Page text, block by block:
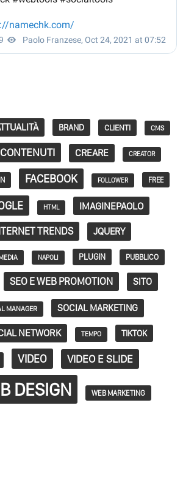
BRAND CLIENTI CMS
CONTENUTI CREARE CREATOR
FACEBOOK FOLLOWER FREE
HTML IMAGINEPAOLO
TRENDS JQUERY
NAPOLI PLUGIN PUBBLICO
SEO E WEB PROMOTION SITO
MANAGER SOCIAL MARKETING
NETWORK TEMPO TIKTOK
VIDEO VIDEO E SLIDE
DESIGN WEB MARKETING